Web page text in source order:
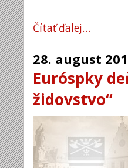
Čítať ďalej…
28. august
Euróspky
židovstvo“